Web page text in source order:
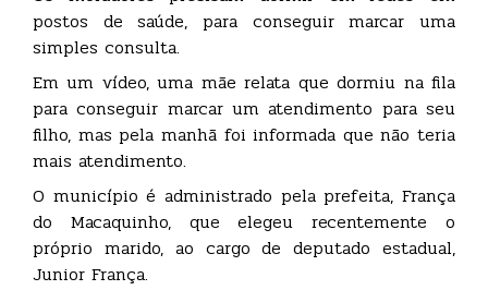
postos de saúde, para conseguir marcar uma
simples consulta.
Em um vídeo, uma mãe relata que dormiu na fila
para conseguir marcar um atendimento para seu
filho, mas pela manhã foi informada que não teria
mais atendimento.
O município é administrado pela prefeita, França
do Macaquinho, que elegeu recentemente o
próprio marido, ao cargo de deputado estadual,
Junior França.